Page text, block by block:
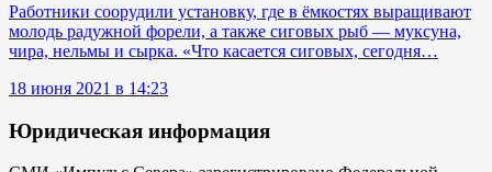
Работники соорудили установку, где в ёмкостях выращивают
молодь радужной форели, а также сиговых рыб — муксуна,
чира, нельмы и сырка. «Что касается сиговых, сегодня…
18 июня 2021 в 14:23
Юридическая информация